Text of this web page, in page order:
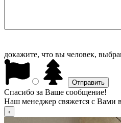
докажите, что вы человек,
Спасибо за Ваше сообщение!
Наш менеджер свяжется с Вами